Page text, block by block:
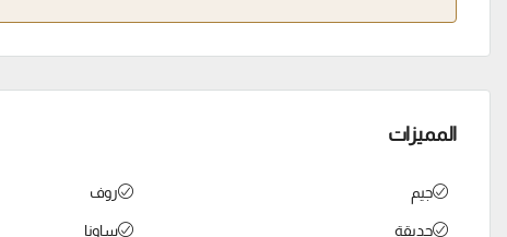
المميزات
جيم
حديقة
روف
ساونا